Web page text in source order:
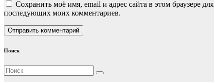
Сохранить моё имя, email и адрес сайта в этом браузере для
последующих моих комментариев.
Поиск